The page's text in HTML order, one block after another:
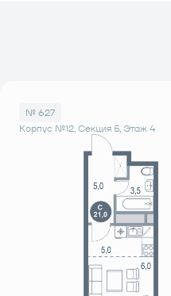
№ 627
Корпус №12, Секция 5, Этаж 4